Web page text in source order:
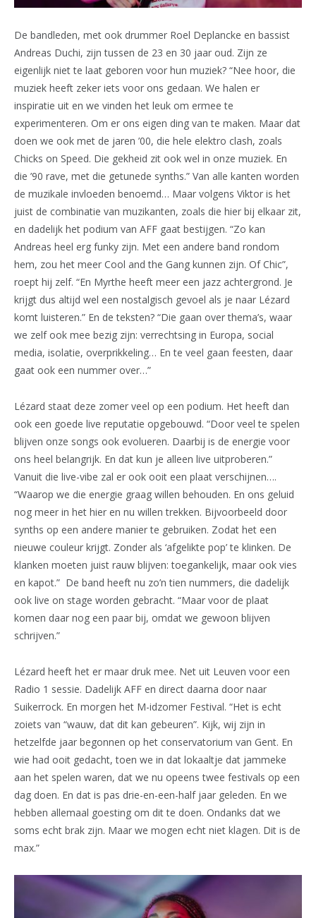
De bandleden, met ook drummer Roel Deplancke en bassist
Andreas Duchi, zijn tussen de 23 en 30 jaar oud. Zijn ze
eigenlijk niet te laat geboren voor hun muziek? “Nee hoor, die
muziek heeft zeker iets voor ons gedaan. We halen er
inspiratie uit en we vinden het leuk om ermee te
experimenteren. Om er ons eigen ding van te maken. Maar dat
doen we ook met de jaren ’00, die hele elektro clash, zoals
Chicks on Speed. Die gekheid zit ook wel in onze muziek. En
die ’90 rave, met die getunede synths.” Van alle kanten worden
de muzikale invloeden benoemd… Maar volgens Viktor is het
juist de combinatie van muzikanten, zoals die hier bij elkaar zit,
en dadelijk het podium van AFF gaat bestijgen. “Zo kan
Andreas heel erg funky zijn. Met een andere band rondom
hem, zou het meer Cool and the Gang kunnen zijn. Of Chic”,
roept hij zelf. “En Myrthe heeft meer een jazz achtergrond. Je
krijgt dus altijd wel een nostalgisch gevoel als je naar Lézard
komt luisteren.” En de teksten? “Die gaan over thema’s, waar
we zelf ook mee bezig zijn: verrechtsing in Europa, social
media, isolatie, overprikkeling… En te veel gaan feesten, daar
gaat ook een nummer over…”
Lézard staat deze zomer veel op een podium. Het heeft dan
ook een goede live reputatie opgebouwd. “Door veel te spelen
blijven onze songs ook evolueren. Daarbij is de energie voor
ons heel belangrijk. En dat kun je alleen live uitproberen.”
Vanuit die live-vibe zal er ook ooit een plaat verschijnen….
“Waarop we die energie graag willen behouden. En ons geluid
nog meer in het hier en nu willen trekken. Bijvoorbeeld door
synths op een andere manier te gebruiken. Zodat het een
nieuwe couleur krijgt. Zonder als ‘afgelikte pop’ te klinken. De
klanken moeten juist rauw blijven: toegankelijk, maar ook vies
en kapot.” De band heeft nu zo’n tien nummers, die dadelijk
ook live on stage worden gebracht. “Maar voor de plaat
komen daar nog een paar bij, omdat we gewoon blijven
schrijven.”
Lézard heeft het er maar druk mee. Net uit Leuven voor een
Radio 1 sessie. Dadelijk AFF en direct daarna door naar
Suikerrock. En morgen het M-idzomer Festival. “Het is echt
zoiets van “wauw, dat dit kan gebeuren”. Kijk, wij zijn in
hetzelfde jaar begonnen op het conservatorium van Gent. En
wie had ooit gedacht, toen we in dat lokaaltje dat jammeke
aan het spelen waren, dat we nu opeens twee festivals op een
dag doen. En dat is pas drie-en-een-half jaar geleden. En we
hebben allemaal goesting om dit te doen. Ondanks dat we
soms echt brak zijn. Maar we mogen echt niet klagen. Dit is de
max.”